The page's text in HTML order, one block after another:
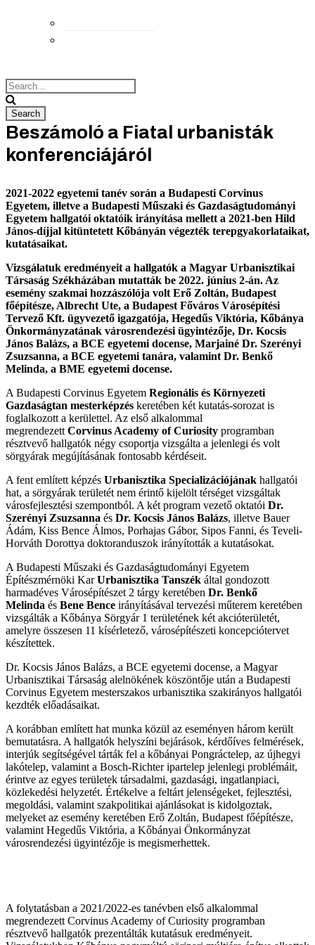
Beszámoló a Fiatal urbanisták
konferenciájáról
2021-2022 egyetemi tanév során a Budapesti Corvinus
Egyetem, illetve a Budapesti Műszaki és Gazdaságtudományi
Egyetem hallgatói oktatóik irányítása mellett a 2021-ben Hild
János-díjjal kitüntetett Kőbányán végezték terepgyakorlataikat,
kutatásaikat.
Vizsgálatuk eredményeit a hallgatók a Magyar Urbanisztikai
Társaság Székházában mutatták be 2022. június 2-án. Az
esemény szakmai hozzászólója volt Erő Zoltán, Budapest
főépítésze, Albrecht Ute, a Budapest Főváros Városépítési
Tervező Kft. ügyvezető igazgatója, Hegedűs Viktória, Kőbánya
Önkormányzatának városrendezési ügyintézője, Dr. Kocsis
János Balázs, a BCE egyetemi docense, Marjainé Dr. Szerényi
Zsuzsanna, a BCE egyetemi tanára, valamint Dr. Benkő
Melinda, a BME egyetemi docense.
A Budapesti Corvinus Egyetem Regionális és Környezeti
Gazdaságtan mesterképzés keretében két kutatás-sorozat is
foglalkozott a kerülettel. Az első alkalommal
megrendezett Corvinus Academy of Curiosity programban
résztvevő hallgatók négy csoportja vizsgálta a jelenlegi és volt
sörgyárak megújításának fontosabb kérdéseit.
A fent említett képzés Urbanisztika Specializációjának hallgatói
hat, a sörgyárak területét nem érintő kijelölt térséget vizsgáltak
városfejlesztési szempontból. A két program vezető oktatói Dr.
Szerényi Zsuzsanna és Dr. Kocsis János Balázs, illetve Bauer
Ádám, Kiss Bence Álmos, Porhajas Gábor, Sipos Fanni, és Teveli-
Horváth Dorottya doktoranduszok irányították a kutatásokat.
A Budapesti Műszaki és Gazdaságtudományi Egyetem
Építészmérnöki KarUrbanisztika Tanszék által gondozott
harmadéves Városépítészet 2 tárgy keretében Dr. Benkő
Melinda és Bene Bence irányításával tervezési műterem keretében
vizsgálták a Kőbánya Sörgyár 1 területének két akcióterületét,
amelyre összesen 11 kísérletező, városépítészeti koncepciótervet
készítettek.
Dr. Kocsis János Balázs, a BCE egyetemi docense, a Magyar
Urbanisztikai Társaság alelnökének köszöntője után a Budapesti
Corvinus Egyetem mesterszakos urbanisztika szakirányos hallgatói
kezdték előadásaikat.
A korábban említett hat munka közül az eseményen három került
bemutatásra. A hallgatók helyszíni bejárások, kérdőíves felmérések,
interjúk segítségével tárták fel a kőbányai Pongráctelep, az újhegyi
lakótelep, valamint a Bosch-Richter ipartelep jelenlegi problémáit,
érintve az egyes területek társadalmi, gazdasági, ingatlanpiaci,
közlekedési helyzetét. Értékelve a feltárt jelenségeket, fejlesztési,
megoldási, valamint szakpolitikai ajánlásokat is kidolgoztak,
melyeket az esemény keretében Erő Zoltán, Budapest főépítésze,
valamint Hegedűs Viktória, a Kőbányai Önkormányzat
városrendezési ügyintézője is megismerhettek.
A folytatásban a 2021/2022-es tanévben első alkalommal
megrendezett Corvinus Academy of Curiosity programban
résztvevő hallgatók prezentálták kutatásuk eredményeit.